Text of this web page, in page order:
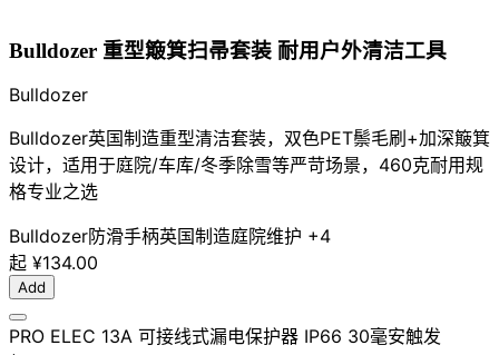
Bulldozer 重型簸箕扫帚套装 耐用户外清洁工具
Bulldozer
Bulldozer英国制造重型清洁套装，双色PET鬃毛刷+加深簸箕
设计，适用于庭院/车库/冬季除雪等严苛场景，460克耐用规
格专业之选
Bulldozer防滑手柄英国制造庭院维护 +4
起 ¥134.00
Add
PRO ELEC 13A 可接线式漏电保护器 IP66 30毫安触发